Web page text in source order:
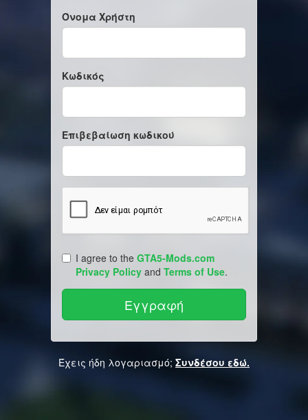
Όνομα Χρήστη
Κωδικός
Επιβεβαίωση κωδικού
I agree to the GTA5-Mods.com
Privacy Policy and Terms of Use.
Έχεις ήδη λογαριασμό; Συνδέσου εδώ.